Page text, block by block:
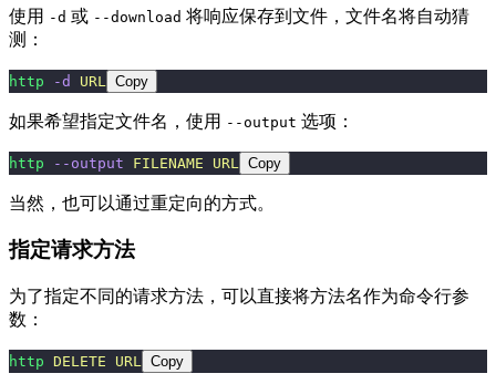
使用 -d 或 --download 将响应保存到文件，文件名将自动猜
测：
http -d URL Copy
如果希望指定文件名，使用 --output 选项：
http --output FILENAME URL Copy
当然，也可以通过重定向的方式。
指定请求方法
为了指定不同的请求方法，可以直接将方法名作为命令行参
数：
http DELETE URL Copy